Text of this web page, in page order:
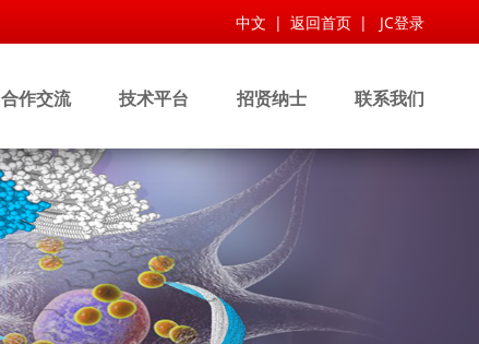
中文 | 返回首页 | JC登录
合作交流 技术平台 招贤纳士 联系我们